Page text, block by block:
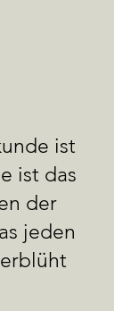
ist
ist das
der
jeden